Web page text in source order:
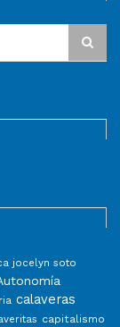
jocelyn soto
calaveras
capitalismo